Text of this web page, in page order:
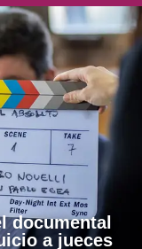
documental
a jueces